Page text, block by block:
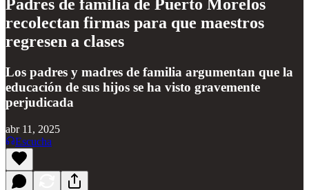
Padres de familia de Puerto Morelos
recolectan firmas para que maestros
regresen a clases
Los padres y madres de familia argumentan que la
educación de sus hijos se ha visto gravemente
perjudicada
abr 11, 2025
Escucha